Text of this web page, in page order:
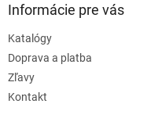
Informácie pre vás
Katalógy
Doprava a platba
Zľavy
Kontakt